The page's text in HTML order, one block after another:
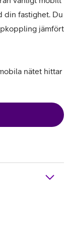
din fastighet. Du
jämfört
nätet hittar